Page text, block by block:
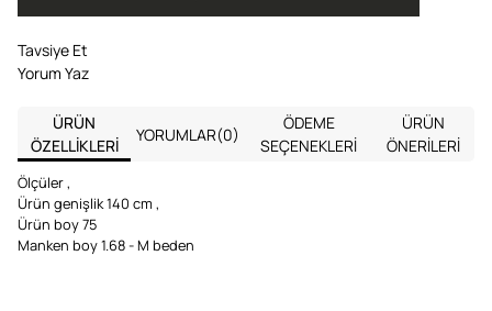
Tavsiye Et
Yorum Yaz
ÜRÜN
ÖZELLIKLERI
YORUMLAR(0)
ÖDEME
SEÇENEKLERI
ÜRÜN
ÖNERILERI
Ölçüler ,
Ürün genişlik 140 cm ,
Ürün boy 75
Manken boy 1.68 - M beden